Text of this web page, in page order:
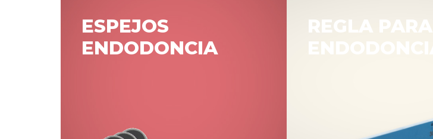
ESPEJOS
ENDODONCIA
REGLA PARA
ENDODONCIA